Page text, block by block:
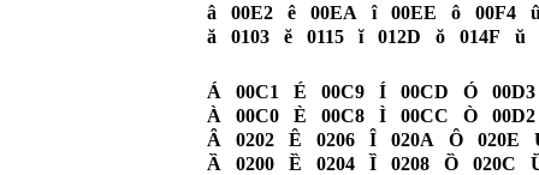
â 00E2 ê 00EA î 00EE ô
ă 0103 ĕ 0115 ĭ 012D ŏ 014F
Á 00C1 É 00C9 Í 00CD Ó
À 00C0 È 00C8 Ì 00CC Ò
Ȃ 0202 Ȇ 0206 Ȋ 020A Ȏ 020E
Ȁ 0200 Ȅ 0204 Ȉ 0208 Ȍ 020C